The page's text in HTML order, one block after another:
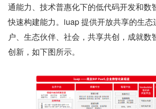
通能力、技术普惠化下的低代码开发和数
快速构建能力。iuap 提供开放共享的生态
户、生态伙伴、社会，共享共创，成就数
创新，如下图所示。